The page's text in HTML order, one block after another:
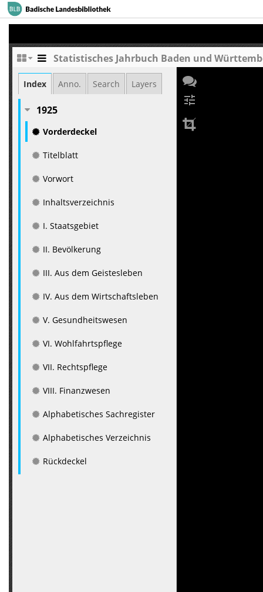
Statistisches Jahrbuch Baden und
Index Anno. Search Layers
1925
Vorderdeckel
Titelblatt
Vorwort
Inhaltsverzeichnis
I. Staatsgebiet
II. Bevölkerung
III. Aus dem Geistesleben
IV. Aus dem Wirtschaftsleben
V. Gesundheitswesen
VI. Wohlfahrtspflege
VII. Rechtspflege
VIII. Finanzwesen
Alphabetisches Sachregister
Alphabetisches Verzeichnis
Rückdeckel
tune